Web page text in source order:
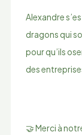
Alexandre
dragons qui
pour qu’ils
des
🤝 Merci à